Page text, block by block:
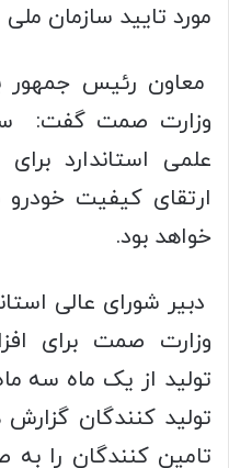
مورد تایید سازمان ملی
معاون رئیس جمهور
وزارت صمت گفت:
علمی استاندارد
ارتقای کیفیت خودرو
خواهد بود.
دبیر شورای عالی
وزارت صمت برای
تولید از یک ماه سه
تولید کنندگان
تامین کنندگان را